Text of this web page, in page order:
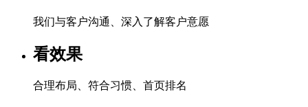
我们与客户沟通、深入了解客户意愿
看效果
合理布局、符合习惯、首页排名